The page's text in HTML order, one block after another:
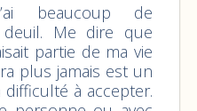
beaucoup de
Me dire que
partie de ma vie
plus jamais est un
difficulté à accepter.